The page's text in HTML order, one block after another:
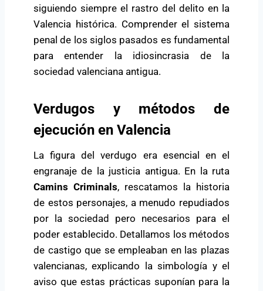
siguiendo siempre el rastro del delito en la
Valencia histórica. Comprender el sistema
penal de los siglos pasados es fundamental
para entender la idiosincrasia de la
sociedad valenciana antigua.
Verdugos y métodos de
ejecución en Valencia
La figura del verdugo era esencial en el
engranaje de la justicia antigua. En la ruta
Camins Criminals, rescatamos la historia
de estos personajes, a menudo repudiados
por la sociedad pero necesarios para el
poder establecido. Detallamos los métodos
de castigo que se empleaban en las plazas
valencianas, explicando la simbología y el
aviso que estas prácticas suponían para la